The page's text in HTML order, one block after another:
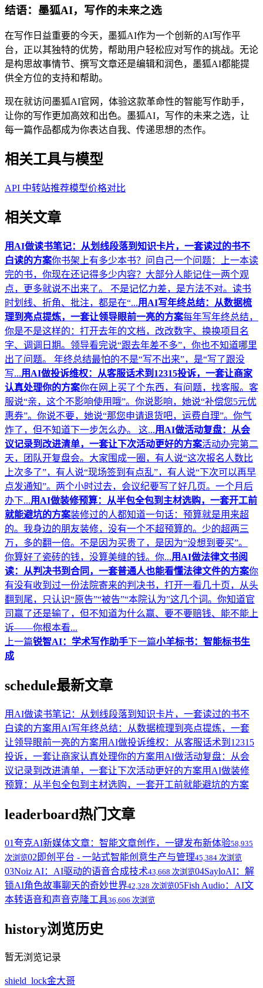
结语：墨狐AI，写作的未来之选
在写作日益重要的今天，墨狐AI作为一个创新的AI写作平
台，正以其独特的优势，帮助用户轻松应对写作的挑战。无论
是构思故事情节、撰写文章还是编辑和润色，墨狐AI都能提
供全方位的支持和帮助。
现在就访问墨狐AI官网，体验这款革命性的智能写作助手，
让你的写作更加高效和出色。墨狐AI，写作的未来之选，让
每一篇作品都成为你表达自我、传递思想的杰作。
相关工具与模型
API 中转站推荐模型价格对比
相关文章
用AI做读书笔记：从划线段落到知识卡片，一套读过的书不
白读的方案你书架上有多少本书？问自己一个问题：上一本读
完的书，你现在还记得多少内容？大部分人能记住一两个观
点，更多就说不出来了。 不是记忆力差，是方法不对。读书
时划线、折角、批注，都是在“...用AI写年终总结：从数据梳
理到亮点提炼，一套让领导眼前一亮的方案每年写年终总结，
你是不是这样的：打开去年的文档，改改数字、换换项目名
字、调调日期。领导看完说“跟去年差不多”，你也不知道哪里
出了问题。 年终总结最怕的不是“写不出来”，是“写了跟没
写...用AI做投诉维权：从客服话术到12315投诉，一套让商家
认真处理你的方案你在网上买了个东西，有问题，找客服。客
服说“亲，这个不影响使用哦”。你说影响，她说“补偿您5元优
惠券”。你说不要，她说“那您申请退货吧，运费自理”。你气
炸了，但不知道下一步怎么办。 这...用AI做活动复盘：从会
议记录到改进清单，一套让下次活动更好的方案活动办完第二
天，团队开复盘会。大家围成一圈，有人说“这次报名人数比
上次多了”，有人说“现场签到有点乱”，有人说“下次可以再早
点发通知”。两个小时过去，会议纪要写了好几页。一个月后
办下...用AI做装修预算：从半包全包到主材选购，一套开工前
就能避坑的方案装修过的人都知道一句话：预算就是用来超
的。我身边的朋友装修，没有一个不超预算的。少的超两三
万，多的翻一倍。不是因为买贵了，是因为“没想到要买”。
你算好了瓷砖的钱，没算美缝的钱。你...用AI做法律文书阅
读：从判决书到合同，一套普通人也能看懂法律文件的方案你
有没有收到过一份法院寄来的判决书，打开一看几十页，从头
翻到尾，只认识“原告”“被告”“本院认为”这几个词。你知道官
司赢了还是输了，但不知道为什么赢、要不要赔钱、能不能上
诉——你根本看...
上一篇锐智AI：学术写作助手下一篇小羊标书：智能标书生
成
schedule最新文章
用AI做读书笔记：从划线段落到知识卡片，一套读过的书不
白读的方案用AI写年终总结：从数据梳理到亮点提炼，一套
让领导眼前一亮的方案用AI做投诉维权：从客服话术到12315
投诉，一套让商家认真处理你的方案用AI做活动复盘：从会
议记录到改进清单，一套让下次活动更好的方案用AI做装修
预算：从半包全包到主材选购，一套开工前就能避坑的方案
leaderboard热门文章
01夸克AI新媒体文章：智能文章创作，一键发布新体验58,935
次浏览02 即创平台 - 一站式智能创意生产与管理45,384 次浏览
03Noiz AI：AI驱动的语音合成技术43,668 次浏览04SayloAI：解
锁AI角色故事聊天的奇妙世界42,328 次浏览05Fish Audio：AI文
本转语音和声音克隆工具36,606 次浏览
history浏览历史
暂无浏览记录
shield_lock金大哥